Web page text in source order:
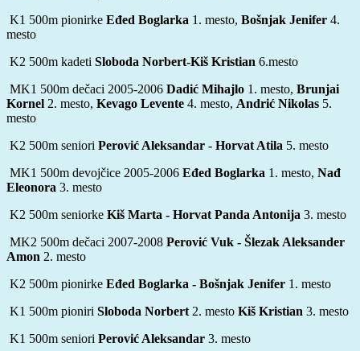
K1 500m pionirke Eđed Boglarka 1. mesto, Bošnjak Jenifer 4.
mesto
K2 500m kadeti Sloboda Norbert-Kiš Kristian 6.mesto
MK1 500m dečaci 2005-2006 Dadić Mihajlo 1. mesto, Brunjai
Kornel 2. mesto, Kevago Levente 4. mesto, Andrić Nikolas 5.
mesto
K2 500m seniori Perović Aleksandar - Horvat Atila 5. mesto
MK1 500m devojčice 2005-2006 Eđed Boglarka 1. mesto, Nađ
Eleonora 3. mesto
K2 500m seniorke Kiš Marta - Horvat Panda Antonija 3. mesto
MK2 500m dečaci 2007-2008 Perović Vuk - Šlezak Aleksander
Amon 2. mesto
K2 500m pionirke Eđed Boglarka - Bošnjak Jenifer 1. mesto
K1 500m pioniri Sloboda Norbert 2. mesto Kiš Kristian 3. mesto
K1 500m seniori Perović Aleksandar 3. mesto